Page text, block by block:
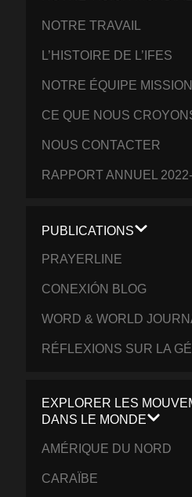
NOTRE TRAVAIL
L’HISTOIRE DE L’IFES
NOTRE ÉQUIPE
CE QUE NOUS
NOUS CONTACTER
RAPPORT ANNUEL
PUBLICATIONS
PRAYERLINE
CONEXIÓN BLOG
WORD & WORLD
RÉFLEXIONS SUR LA
EXPLORER LES
DANS LE MONDE
AMÉRIQUE DU NORD
CARAÏBE